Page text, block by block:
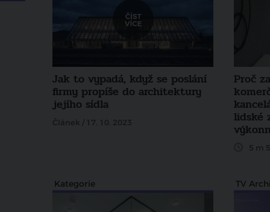
Jak to vypadá, když se poslání
firmy propíše do architektury
jejího sídla
Článek / 17. 10. 2023
Proč
lidské
5 m
Kategorie TV